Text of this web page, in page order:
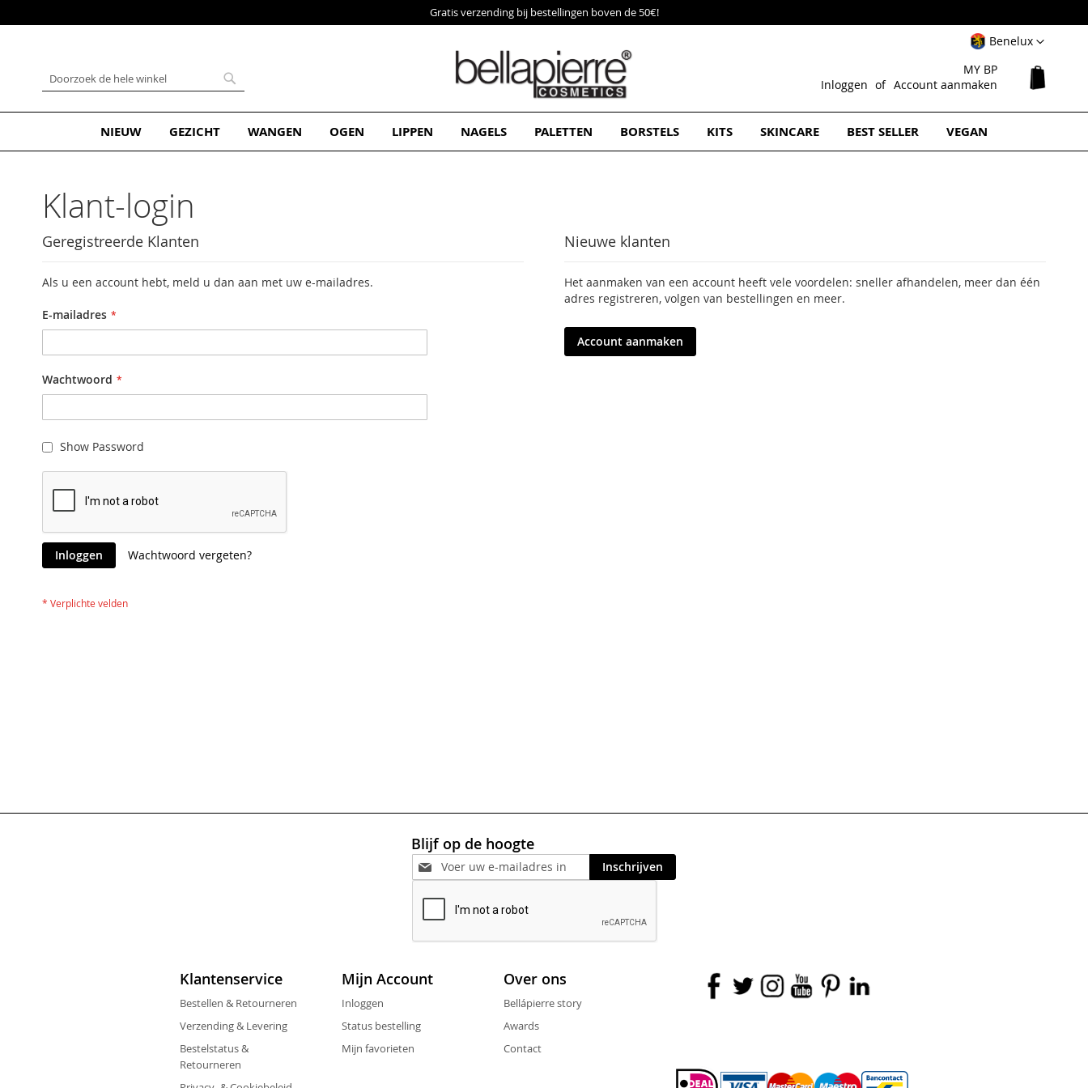
Gratis verzending bij bestellingen boven de 50€!
SelectBenelux
de
inhoud
MY BP
Inloggen
Account aanmaken
Zoek
NIEUW GEZICHT WANGEN OGEN LIPPEN NAGELS PALETTEN BORSTELS KITS SKINCARE BEST SELLER VEGAN
Klant-login
Geregistreerde Klanten
Als u een account hebt, meld u dan aan met uw e-mailadres.
E-mailadres
Wachtwoord
Show Password
Inloggen Wachtwoord vergeten?
Nieuwe klanten
Het aanmaken van een account heeft vele voordelen: sneller afhandelen, meer dan één
adres registreren, volgen van bestellingen en meer.
Account aanmaken
Blijf op de hoogte
Inschrijven
Klantenservice
Bestellen & Retourneren
Verzending & Levering
Bestelstatus &
Retourneren
Mijn Account
Inloggen
Status bestelling
Mijn favorieten
Over ons
Bellápierre story
Awards
Contact